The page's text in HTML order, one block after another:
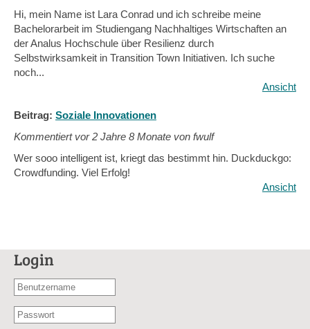
Hi, mein Name ist Lara Conrad und ich schreibe meine
Bachelorarbeit im Studiengang Nachhaltiges Wirtschaften an
der Analus Hochschule über Resilienz durch
Selbstwirksamkeit in Transition Town Initiativen. Ich suche
noch...
Ansicht
Beitrag: Soziale Innovationen
Kommentiert vor2 Jahre 8 Monate von fwulf
Wer sooo intelligent ist, kriegt das bestimmt hin. Duckduckgo:
Crowdfunding. Viel Erfolg!
Ansicht
Login
Benutzername
E-
Passwort